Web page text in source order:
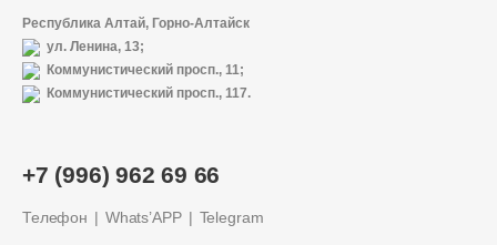
+7 (996) 962 69 66
Телефон Whats’APP Telegram
Республика Алтай, Горно-Алтайск
ул. Ленина, 13;
Коммунистический просп., 11;
Коммунистический просп., 117.